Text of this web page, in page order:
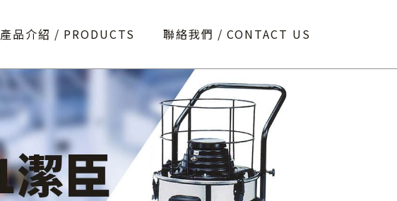
產品介紹 PRODUCTS 聯絡我們 CONTACT US